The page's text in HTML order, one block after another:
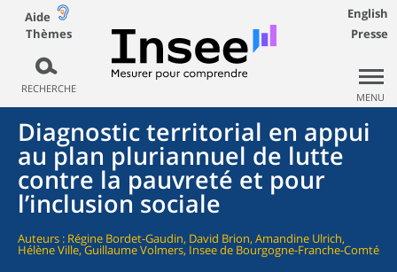
Aide
Thèmes
RECHERCHE
English
Presse
MENU
Diagnostic territorial en appui
au plan pluriannuel de lutte
contre la pauvreté et pour
l’inclusion sociale
Auteurs : Régine Bordet-Gaudin, David Brion, Amandine Ulrich,
Hélène Ville, Guillaume Volmers, Insee de Bourgogne-Franche-Comté